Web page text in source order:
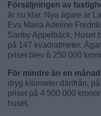
Försäljningen av
är nu klar. Nya ägare är
Eva Maria Adeline
Sanby Appelbäck. Huset
på 147 kvadratmeter.
priset blev 6 250 000
För mindre än en
dryg kilometer därifrån,
priset på 4 500 000
huset.